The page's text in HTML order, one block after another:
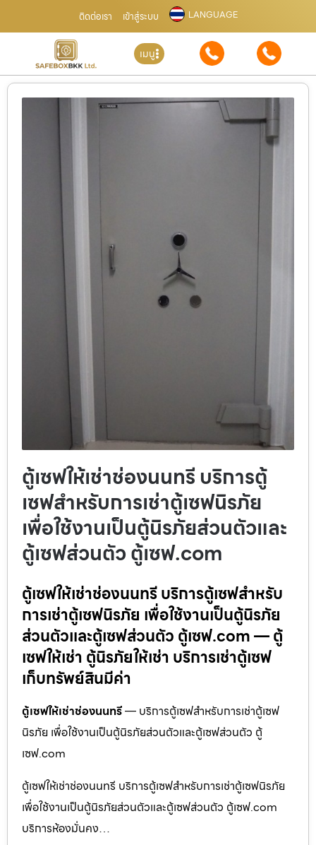
ติดต่อเรา เข้าสู่ระบบ LANGUAGE
เมนู
ตู้เซฟให้เช่าช่องนนทรี บริการตู้
เซฟสำหรับการเช่าตู้เซฟนิรภัย
เพื่อใช้งานเป็นตู้นิรภัยส่วนตัวและ
ตู้เซฟส่วนตัว ตู้เซฟ.com
ตู้เซฟให้เช่าช่องนนทรี บริการตู้เซฟสำหรับ
การเช่าตู้เซฟนิรภัย เพื่อใช้งานเป็นตู้นิรภัย
ส่วนตัวและตู้เซฟส่วนตัว ตู้เซฟ.com — ตู้
เซฟให้เช่า ตู้นิรภัยให้เช่า บริการเช่าตู้เซฟ
เก็บทรัพย์สินมีค่า
ตู้เซฟให้เช่าช่องนนทรี— บริการตู้เซฟสำหรับการเช่าตู้เซฟ
นิรภัย เพื่อใช้งานเป็นตู้นิรภัยส่วนตัวและตู้เซฟส่วนตัว ตู้
เซฟ.com
ตู้เซฟให้เช่าช่องนนทรี บริการตู้เซฟสำหรับการเช่าตู้เซฟนิรภัย
เพื่อใช้งานเป็นตู้นิรภัยส่วนตัวและตู้เซฟส่วนตัว ตู้เซฟ.com
บริการห้องมั่นคง…